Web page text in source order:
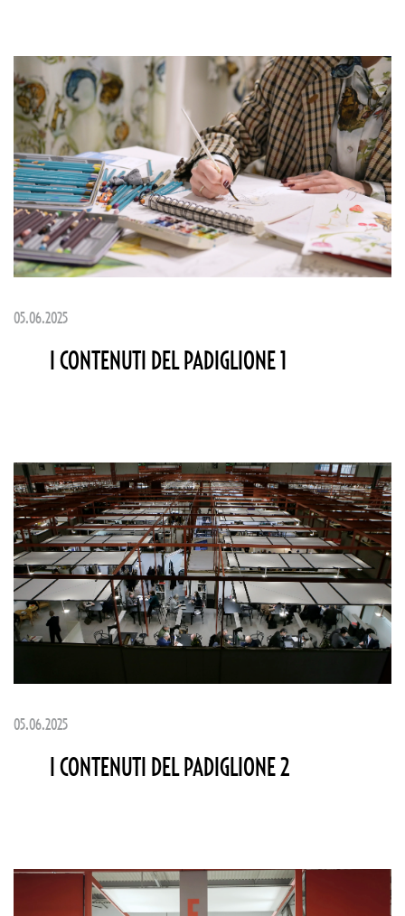
05.06.2025
I CONTENUTI DEL PADIGLIONE 1
05.06.2025
I CONTENUTI DEL PADIGLIONE 2